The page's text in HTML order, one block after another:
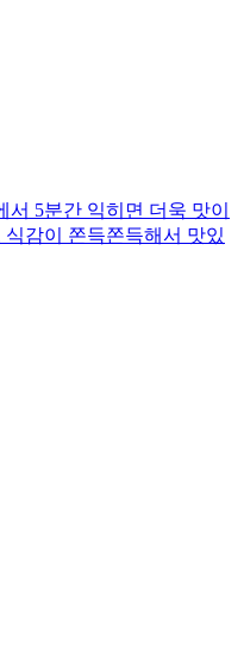
5분간 익히면 더욱 맛이
감이 쫀득쫀득해서 맛있